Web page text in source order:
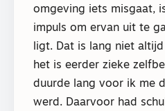
omgeving iets misgaat,
impuls om ervan uit te
ligt. Dat is lang niet
het is eerder zieke
duurde lang voor ik me
werd. Daarvoor had